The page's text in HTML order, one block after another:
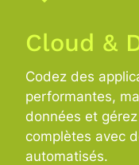
Cloud &
Codez des
performantes,
données et
complètes avec
automatisés.